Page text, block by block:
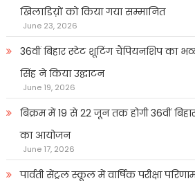
खिलाडिय़ों को किया गया सम्मानित
June 23, 2026
36वीं बिहार स्टेट शूटिंग चैंपियनशिप का
सिंह ने किया उद्घाटन
June 19, 2026
बिक्रम में 19 से 22 जून तक होगी 36वीं
का आयोजन
June 17, 2026
पार्वती सेंट्रल स्कूल में वार्षिक परीक्षा